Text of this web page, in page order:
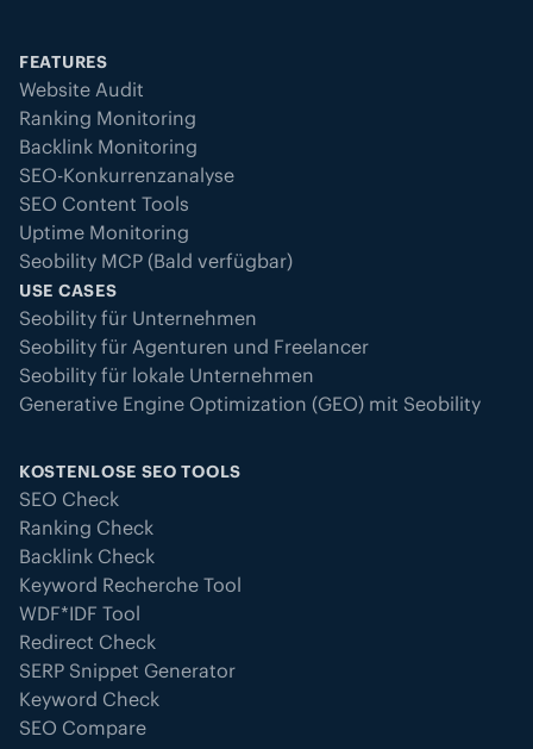
FEATURES
Website Audit
Ranking Monitoring
Backlink Monitoring
SEO-Konkurrenzanalyse
SEO Content Tools
Uptime Monitoring
Seobility MCP (Bald verfügbar)
USE CASES
Seobility für Unternehmen
Seobility für Agenturen und Freelancer
Seobility für lokale Unternehmen
Generative Engine Optimization (GEO) mit Seobility
KOSTENLOSE SEO TOOLS
SEO Check
Ranking Check
Backlink Check
Keyword Recherche Tool
WDF*IDF Tool
Redirect Check
SERP Snippet Generator
Keyword Check
SEO Compare